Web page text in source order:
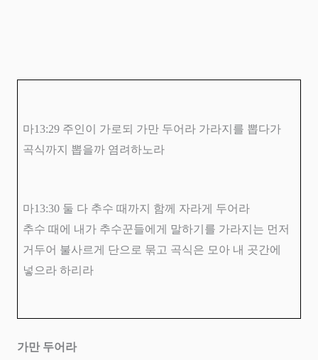
마13:29 주인이 가로되 가만 두어라 가라지를 뽑다가
곡식까지 뽑을까 염려하노라
마13:30 둘 다 추수 때까지 함께 자라게 두어라
추수 때에 내가 추수꾼들에게 말하기를 가라지는 먼저
거두어 불사르게 단으로 묶고 곡식은 모아 내 곳간에
넣으라 하리라
가만 두어라